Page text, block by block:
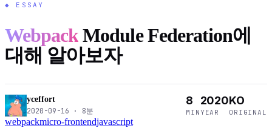
◆ ESSAY
WebpackModule Federation에
대해 알아보자
yceffort
2020-09-16 · 8분
8
MIN
2020
YEAR
KO
ORIGINAL
webpackmicro-frontendjavascript